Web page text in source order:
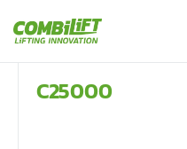
C25000